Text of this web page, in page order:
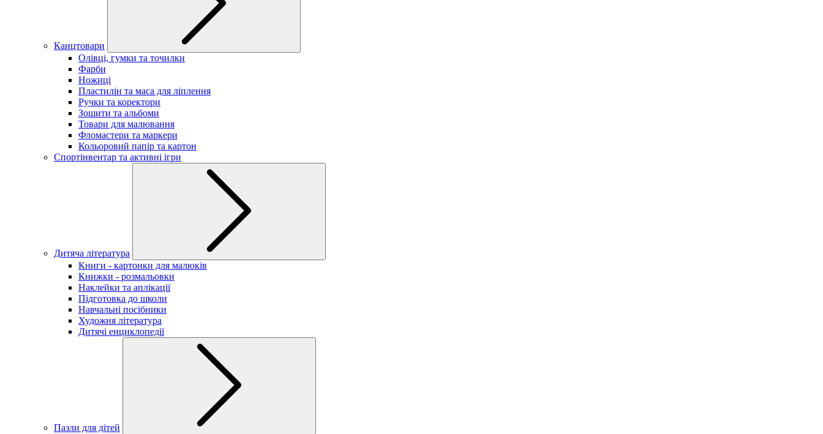
Канцтовари
Олівці, гумки та точилки
Фарби
Ножиці
Пластилін та маса для ліплення
Ручки та коректори
Зошити та альбоми
Товари для малювання
Фломастери та маркери
Кольоровий папір та картон
Спортінвентар та активні ігри
Дитяча література
Книги - картонки для малюків
Книжки - розмальовки
Наклейки та аплікації
Підготовка до школи
Навчальні посібники
Художня література
Дитячі енциклопедії
Пазли для дітей